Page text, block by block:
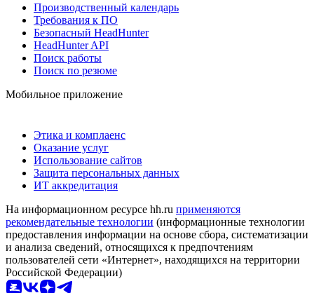
Производственный календарь
Требования к ПО
Безопасный HeadHunter
HeadHunter API
Поиск работы
Поиск по резюме
Мобильное приложение
Этика и комплаенс
Оказание услуг
Использование сайтов
Защита персональных данных
ИТ аккредитация
На информационном ресурсе hh.ru применяются
рекомендательные технологии (информационные технологии
предоставления информации на основе сбора, систематизации
и анализа сведений, относящихся к предпочтениям
пользователей сети «Интернет», находящихся на территории
Российской Федерации)